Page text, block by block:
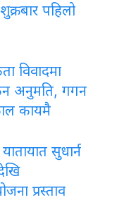
पहिलो
विवादमा
अनुमति, गगन
कायमै
सुधार्न
प्रस्ताव